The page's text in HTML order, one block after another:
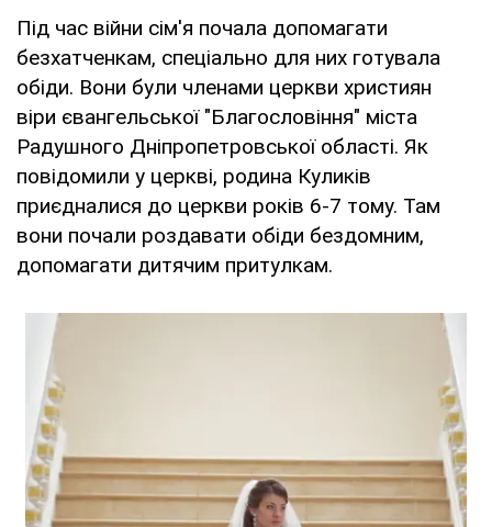
Під час війни сім'я почала допомагати
безхатченкам, спеціально для них готувала
обіди. Вони були членами церкви християн
віри євангельської "Благословіння" міста
Радушного Дніпропетровської області. Як
повідомили у церкві, родина Куликів
приєдналися до церкви років 6-7 тому. Там
вони почали роздавати обіди бездомним,
допомагати дитячим притулкам.